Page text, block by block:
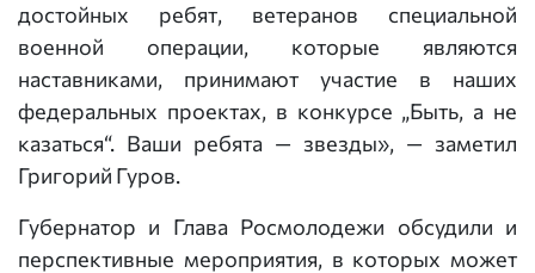
достойных ребят, ветеранов специальной
военной операции, которые являются
наставниками, принимают участие в наших
федеральных проектах, в конкурсе „Быть, а не
казаться“. Ваши ребята — звезды», — заметил
Григорий Гуров.
Губернатор и Глава Росмолодежи обсудили и
перспективные мероприятия, в которых может